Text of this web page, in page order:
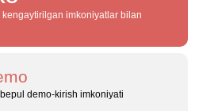
kengaytirilgan imkoniyatlar bilan
demo‑kirish imkoniyati